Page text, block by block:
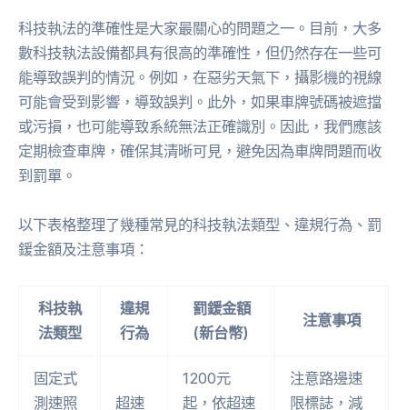
科技執法的準確性是大家最關心的問題之一。目前，大多
數科技執法設備都具有很高的準確性，但仍然存在一些可
能導致誤判的情況。例如，在惡劣天氣下，攝影機的視線
可能會受到影響，導致誤判。此外，如果車牌號碼被遮擋
或污損，也可能導致系統無法正確識別。因此，我們應該
定期檢查車牌，確保其清晰可見，避免因為車牌問題而收
到罰單。
以下表格整理了幾種常見的科技執法類型、違規行為、罰
鍰金額及注意事項：
科技執
法類型
違規
行為
罰鍰金額
(新台幣)
注意事項
固定式
測速照
超速
1200元
起，依超速
注意路邊速
限標誌，減